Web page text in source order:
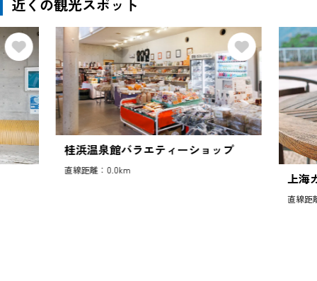
近くの観光スポット
桂浜温泉館バラエティーショップ
直線距離：0.0km
上海
直線距